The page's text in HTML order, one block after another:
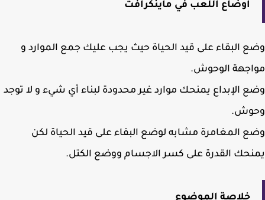
أوضاع اللعب في ماينكرافت
البقاء على قيد الحياة حيث يجب عليك جمع الموارد و
الوحوش.
الإبداع يمنحك موارد غير محدودة لبناء أي شيء و لا توجد
المغامرة مشابه لوضع البقاء على قيد الحياة لكن
القدرة على كسر الاجسام ووضع الكتل.
خلاصة الموضوع